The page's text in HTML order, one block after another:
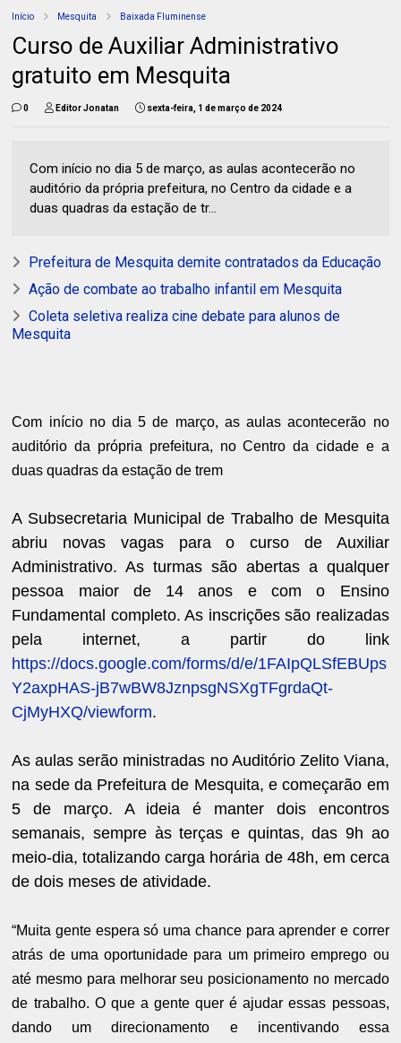
Início Mesquita Baixada Fluminense
Curso de Auxiliar Administrativo
gratuito em Mesquita
0 Editor Jonatan sexta-feira, 1 de março de 2024
Com início no dia 5 de março, as aulas acontecerão no
auditório da própria prefeitura, no Centro da cidade e a
duas quadras da estação de tr...
Prefeitura de Mesquita demite contratados da Educação
Ação de combate ao trabalho infantil em Mesquita
Coleta seletiva realiza cine debate para alunos de
Mesquita
Com início no dia 5 de março, as aulas acontecerão no
auditório da própria prefeitura, no Centro da cidade e a
duas quadras da estação de trem
A Subsecretaria Municipal de Trabalho de Mesquita
abriu novas vagas para o curso de Auxiliar
Administrativo. As turmas são abertas a qualquer
pessoa maior de 14 anos e com o Ensino
Fundamental completo. As inscrições são realizadas
pela internet, a partir do link
https://docs.google.com/forms/d/e/1FAIpQLSfEBUps
Y2axpHAS-jB7wBW8JznpsgNSXgTFgrdaQt-
CjMyHXQ/viewform.
As aulas serão ministradas no Auditório Zelito Viana,
na sede da Prefeitura de Mesquita, e começarão em
5 de março. A ideia é manter dois encontros
semanais, sempre às terças e quintas, das 9h ao
meio-dia, totalizando carga horária de 48h, em cerca
de dois meses de atividade.
“Muita gente espera só uma chance para aprender e correr
atrás de uma oportunidade para um primeiro emprego ou
até mesmo para melhorar seu posicionamento no mercado
de trabalho. O que a gente quer é ajudar essas pessoas,
dando um direcionamento e incentivando essa